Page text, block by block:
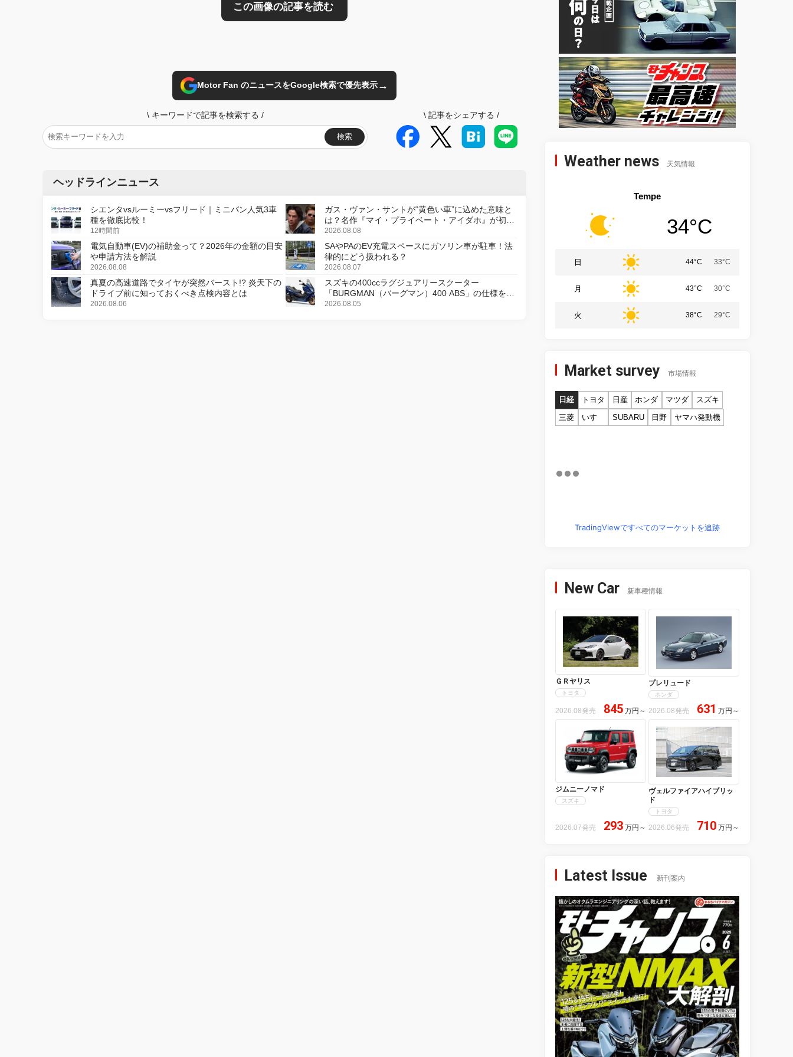
Motor Fan のニュースをGoogle検索で優先表示→
\ キーワードで記事を検索する /
検索
\ 記事をシェアする /
ヘッドラインニュース
シエンタvsルーミーvsフリード｜ミニバン人気3車
種を徹底比較！
12時間前
ガス・ヴァン・サントが“黄色い車”に込めた意味と
は？名作『マイ・プライベート・アイダホ』が初の
デジタルリマスター版で復活
2026.08.08
電気自動車(EV)の補助金って？2026年の金額の目安
や申請方法を解説
2026.08.08
SAやPAのEV充電スペースにガソリン車が駐車！法
律的にどう扱われる？
2026.08.07
真夏の高速道路でタイヤが突然バースト!? 炎天下の
ドライブ前に知っておくべき点検内容とは
2026.08.06
スズキの400ccラグジュアリースクーター
「BURGMAN（バーグマン）400 ABS」の仕様を変
更し、8月18日に発売
2026.08.05
Weather news 天気情報
Tempe
34°C
日 44°C 33°C
月 43°C 30°C
火 38°C 29°C
Market survey 市場情報
日経 トヨタ 日産 ホンダ マツダ
スズキ
三菱
いすゞ SUBARU 日野 ヤマハ発動機
TradingViewですべてのマーケットを追跡
New Car 新車種情報
ＧＲヤリス
トヨタ
2026.08発売 845 万円 ～
プレリュード
ホンダ
2026.08発売 631 万円 ～
ジムニーノマド
スズキ
2026.07発売 293 万円 ～
ヴェルファイアハイブリッ
ド
トヨタ
2026.06発売 710 万円 ～
Latest Issue 新刊案内